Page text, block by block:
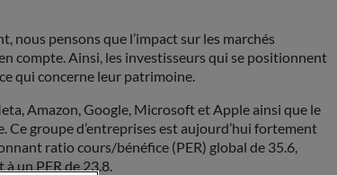
nous pensons que l’impact sur les marchés
compte. Ainsi, les investisseurs qui se positionnent
qui concerne leur patrimoine.
Amazon, Google, Microsoft et Apple ainsi que le
groupe d’entreprises est aujourd’hui fortement
ratio cours/bénéfice (PER) global de 35.6,
un PER de 23.8.